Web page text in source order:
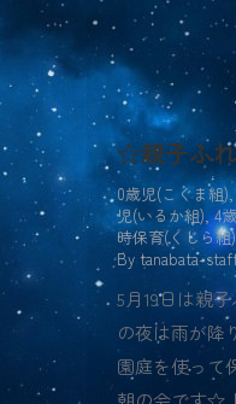
☆親子ふ
0歳児(こぐま組)
児(いるか組),4
時保育(くじら組)
By tanabata-
5月19日は親
の夜は雨が降
園庭を使って